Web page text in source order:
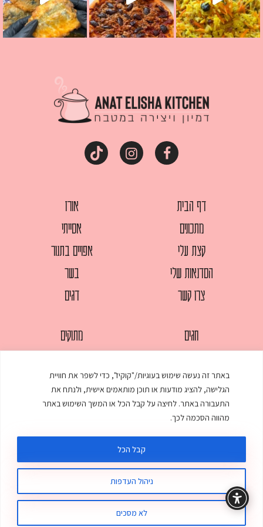
באתר זה נעשה שימוש בעוגיות/"קוקיז", כדי לשפר את חוויית
הגלישה, להציג מודעות או תוכן מותאמים אישית, ולנתח את
התעבורה באתר. לחיצה על קבל הכל או המשך השימוש באתר
מהווה הסכמה לכך.
ניהול העדפות
לא מסכים
קבל הכל
דף הבית
מתכונים
קצת עלי
הסדנאות שלי
צרו קשר
אורז
אסייתי
אפויים בתנור
בשר
דגים
חגים
מאפים
ממולאים
מרקים
מתוקים
עוגות
עוף
© כל הזכויות שמורות לענת אלישע | עיצוב ובניית אתר
תקנון האתר מדיניות פרטיות